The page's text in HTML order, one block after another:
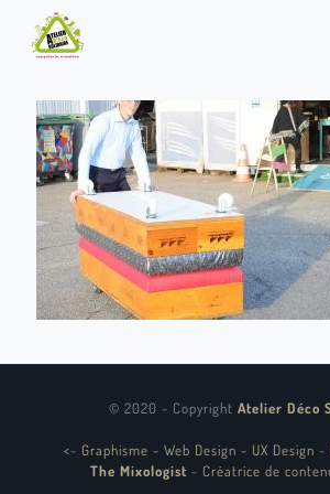
© 2020 - Copyright Atelier Déco
<- Graphisme - Web Design - UX Design -
The Mixologist - Créatrice de